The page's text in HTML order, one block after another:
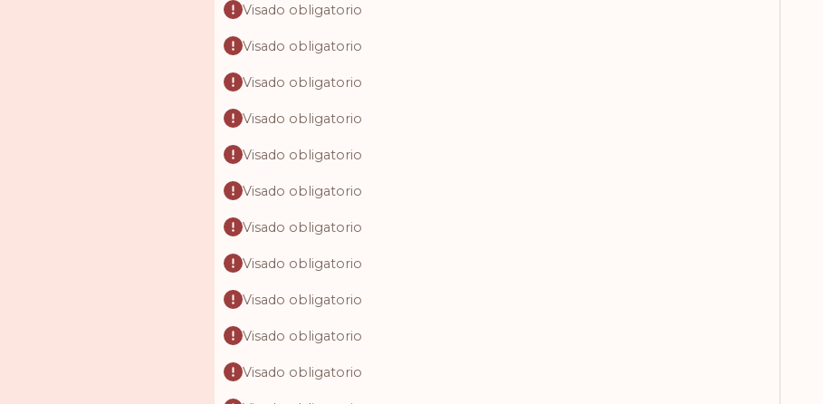
Visado obligatorio
Visado obligatorio
Visado obligatorio
Visado obligatorio
Visado obligatorio
Visado obligatorio
Visado obligatorio
Visado obligatorio
Visado obligatorio
Visado obligatorio
Visado obligatorio